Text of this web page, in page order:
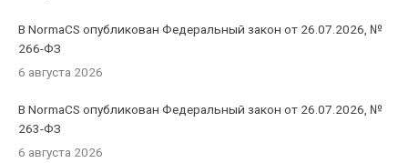
В NormaCS опубликован Федеральный закон от 26.07.2026, №
266-ФЗ
6 августа 2026
В NormaCS опубликован Федеральный закон от 26.07.2026, №
263-ФЗ
6 августа 2026